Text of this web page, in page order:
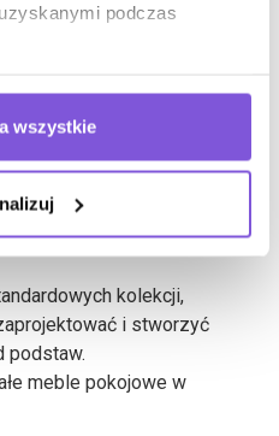
podczas
wszystkie
aranżacją przestrzeni.
chcesz osiągnąć,
pokojowe były
luksusowe o
oraz meble
za prostotę i
kolekcji,
i stworzyć
podstaw.
meble pokojowe w